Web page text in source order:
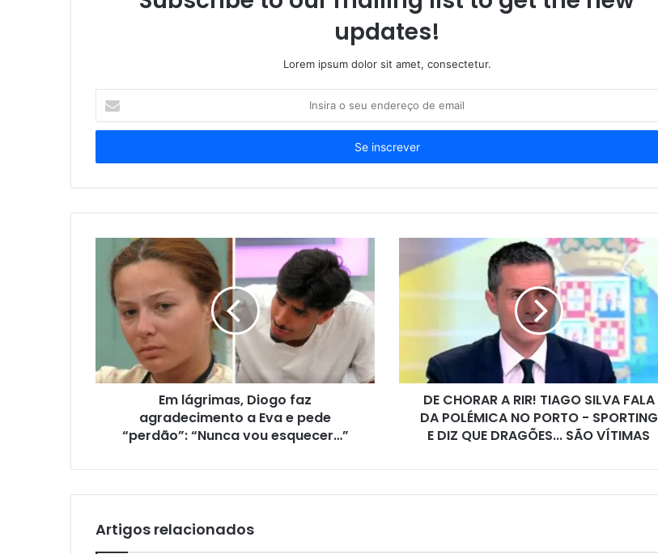
updates!
Lorem ipsum dolor sit amet, consectetur.
seu
de
Em lágrimas, Diogo faz
agradecimento a Eva e pede
“perdão”: “Nunca vou esquecer…”
DE CHORAR A RIR! TIAGO SILVA FALA
DA POLÉMICA NO PORTO - SPORTING
E DIZ QUE DRAGÕES... SÃO VÍTIMAS
Artigos relacionados